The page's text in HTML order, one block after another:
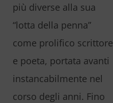
più diverse alla sua
“lotta della penna”
come prolifico scrittore
e poeta, portata avanti
instancabilmente nel
corso degli anni. Fino